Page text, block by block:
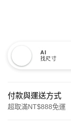
AI
找尺寸
付款與運送方式
超取滿NT$888免運